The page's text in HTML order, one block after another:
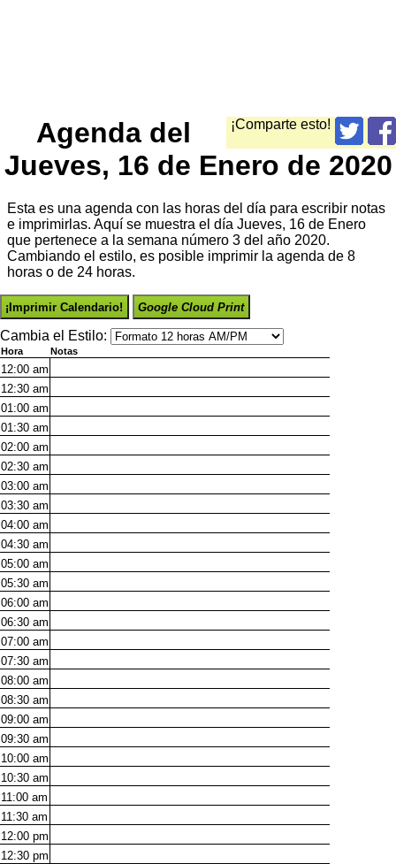
¡Comparte esto!
Agenda del
Jueves, 16 de Enero de 2020
Esta es una agenda con las horas del día para escribir notas
e imprimirlas. Aquí se muestra el día Jueves, 16 de Enero
que pertenece a la semana número 3 del año 2020.
Cambiando el estilo, es posible imprimir la agenda de 8
horas o de 24 horas.
¡Imprimir Calendario! Google Cloud Print
Cambia el Estilo:
Hora Notas
12:00 am
12:30 am
01:00 am
01:30 am
02:00 am
02:30 am
03:00 am
03:30 am
04:00 am
04:30 am
05:00 am
05:30 am
06:00 am
06:30 am
07:00 am
07:30 am
08:00 am
08:30 am
09:00 am
09:30 am
10:00 am
10:30 am
11:00 am
11:30 am
12:00 pm
12:30 pm